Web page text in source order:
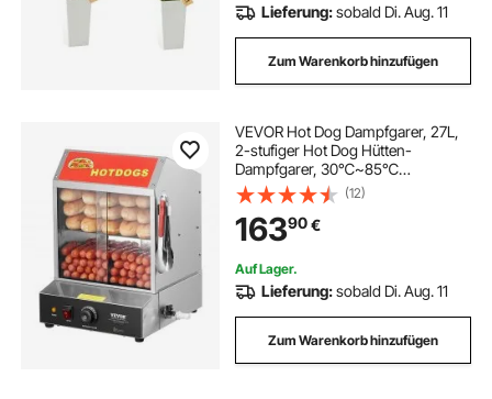
drehmeißel wendeplatten set
bohrkronen set bohrkronen
gewindeschneider set gewindebohrer
poliermaschine set poliermaschine
diamantbohrer set bohrkronen
blechlocher set lochsägen set bohrkronen
Lieferung:sobald Di. Aug. 11
Zum Warenkorb hinzufügen
VEVOR Hot Dog Dampfgarer, 27L,
2-stufiger Hot Dog Hütten-
Dampfgarer, 30℃~85℃
Temperaturregelung, elektrischer
Brötchenwärmer mit Schiebetüren
aus gehärtetem Glas,
Trennplattenzange, Edelstahl, für
Hot Dogs & Brötchen
(12)
16390€
Auf Lager.
Lieferung:sobald Di. Aug. 11
Zum Warenkorb hinzufügen